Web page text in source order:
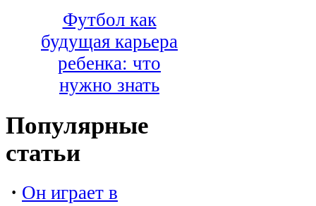
Футбол как
будущая карьера
ребенка: что
нужно знать
Популярные
статьи
· Он играет в